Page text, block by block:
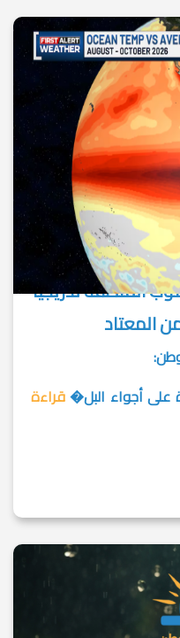
المنطقة تدريجياً
المعتاد
على أجواء البل�قراءة